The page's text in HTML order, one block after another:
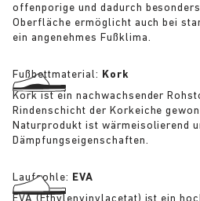
offenporige und dadurch
Oberfläche ermöglicht auch bei
ein angenehmes Fußklima.
Fußbettmaterial: Kork
Kork ist ein nachwachsender
Rindenschicht der Korkeiche
Naturprodukt ist wärmeisolierend
Dämpfungseigenschaften.
Laufsohle: EVA